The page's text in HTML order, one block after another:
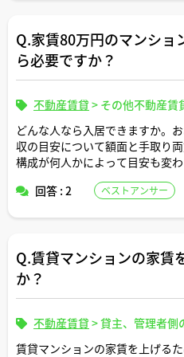
Q.家賃80万円のマンショ
ら必要ですか？
不動産賃貸 > その他不動産賃
どんな人なら入居できますか。
収の目安について額面と手取り
構成が何人かによって目安も変
回答 : 2
ベストアンサー
Q.賃貸マンションの家賃
か？
不動産賃貸 >貸主、管理者側
賃貸マンションの家賃を上げる